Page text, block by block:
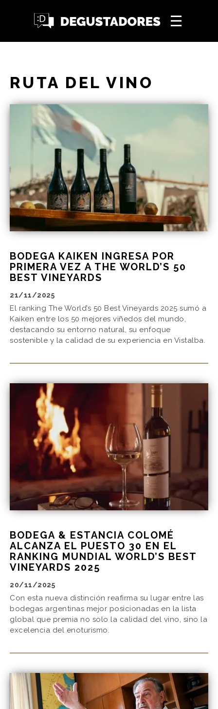
RUTA DEL VINO
BODEGA KAIKEN INGRESA POR
PRIMERA VEZ A THE WORLD’S 50
BEST VINEYARDS
21/11/2025
El ranking The World’s 50 Best Vineyards 2025 sumó a
Kaiken entre los 50 mejores viñedos del mundo,
destacando su entorno natural, su enfoque
sostenible y la calidad de su experiencia en Vistalba.
BODEGA & ESTANCIA COLOMÉ
ALCANZA EL PUESTO 30 EN EL
RANKING MUNDIAL WORLD’S BEST
VINEYARDS 2025
20/11/2025
Con esta nueva distinción reafirma su lugar entre las
bodegas argentinas mejor posicionadas en la lista
global que premia no solo la calidad del vino, sino la
excelencia del enoturismo.